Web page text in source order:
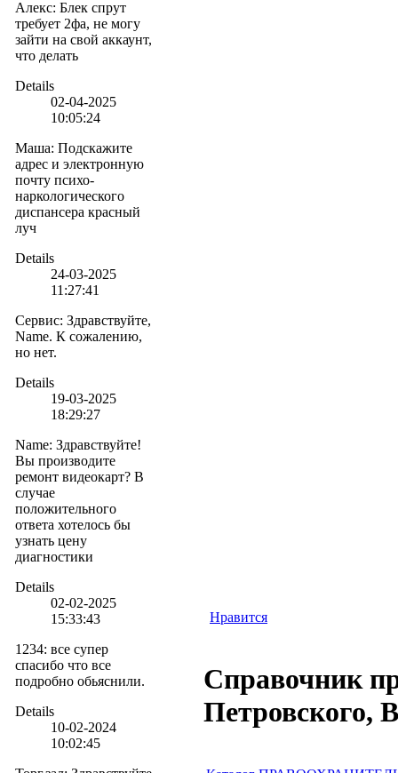
Алекс: Блек спрут
требует 2фа, не могу
зайти на свой аккаунт,
что делать
Details
02-04-2025
10:05:24
Маша: Подскажите
адрес и электронную
почту психо-
наркологического
диспансера красный
луч
Details
24-03-2025
11:27:41
Сервис: Здравствуйте,
Name. К сожалению,
но нет.
Details
19-03-2025
18:29:27
Name: Здравствуйте!
Вы производите
ремонт видеокарт? В
случае
положительного
ответа хотелось бы
узнать цену
диагностики
Details
02-02-2025
15:33:43
1234: все супер
спасибо что все
подробно обьяснили.
Details
10-02-2024
10:02:45
Нравится
Справочник
Петровского,